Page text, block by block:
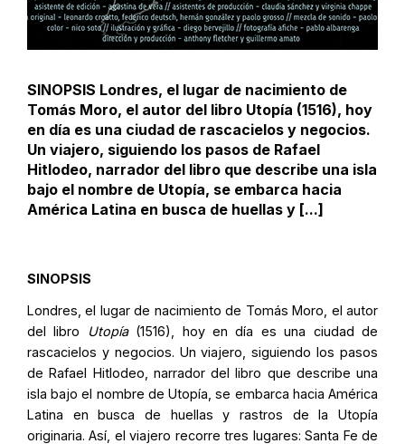
SINOPSIS Londres, el lugar de nacimiento de
Tomás Moro, el autor del libro Utopía (1516), hoy
en día es una ciudad de rascacielos y negocios.
Un viajero, siguiendo los pasos de Rafael
Hitlodeo, narrador del libro que describe una isla
bajo el nombre de Utopía, se embarca hacia
América Latina en busca de huellas y [...]
SINOPSIS
Londres, el lugar de nacimiento de Tomás Moro, el autor
del libro
Utopía(1516), hoy en día es una ciudad de
rascacielos y negocios. Un viajero, siguiendo los pasos
de Rafael Hitlodeo, narrador del libro que describe una
isla bajo el nombre de Utopía, se embarca hacia América
Latina en busca de huellas y rastros de la Utopía
originaria. Así, el viajero recorre tres lugares: Santa Fe de